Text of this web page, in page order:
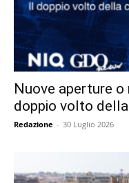
Nuove aperture o
doppio volto
Redazione - 30 Luglio 2026